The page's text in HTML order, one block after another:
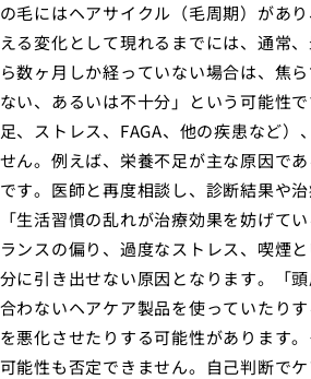
毛にはヘアサイクル（毛周期）があ
る変化として現れるまでには、通常
数ヶ月しか経っていない場合は、焦
い、あるいは不十分」という可能性
、ストレス、FAGA、他の疾患など
ん。例えば、栄養不足が主な原因で
す。医師と再度相談し、診断結果や
生活習慣の乱れが治療効果を妨げて
ンスの偏り、過度なストレス、喫煙
に引き出せない原因となります。「
わないヘアケア製品を使っていたり
悪化させたりする可能性があります
能性も否定できません。自己判断で